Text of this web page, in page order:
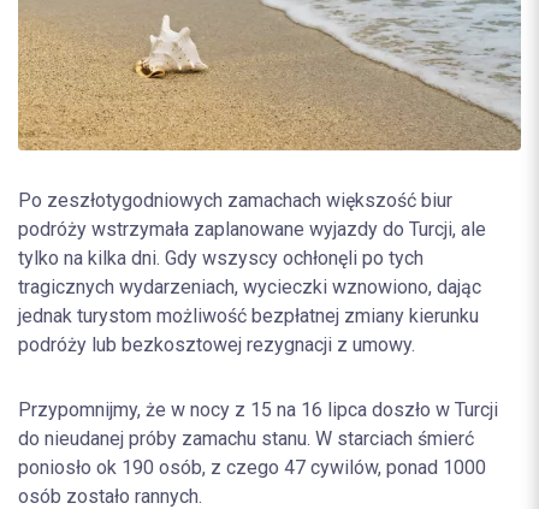
Po zeszłotygodniowych zamachach większość biur
podróży wstrzymała zaplanowane wyjazdy do Turcji, ale
tylko na kilka dni. Gdy wszyscy ochłonęli po tych
tragicznych wydarzeniach, wycieczki wznowiono, dając
jednak turystom możliwość bezpłatnej zmiany kierunku
podróży lub bezkosztowej rezygnacji z umowy.
Przypomnijmy, że w nocy z 15 na 16 lipca doszło w Turcji
do nieudanej próby zamachu stanu. W starciach śmierć
poniosło ok 190 osób, z czego 47 cywilów, ponad 1000
osób zostało rannych.